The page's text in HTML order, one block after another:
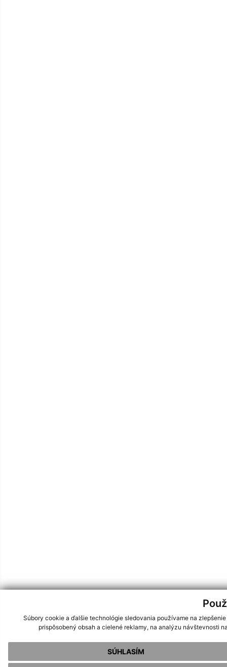
Súbory cookie a ďalšie technológie sledovania používame na
prispôsobený obsah a cielené reklamy, na analýzu návštevnosti
SÚHLASÍM